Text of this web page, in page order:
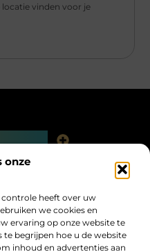
onze
heeft over uw
we cookies en
ervaring op onze website te
te begrijpen hoe u de website
inhoud en advertenties aan
locatie vinden voor je